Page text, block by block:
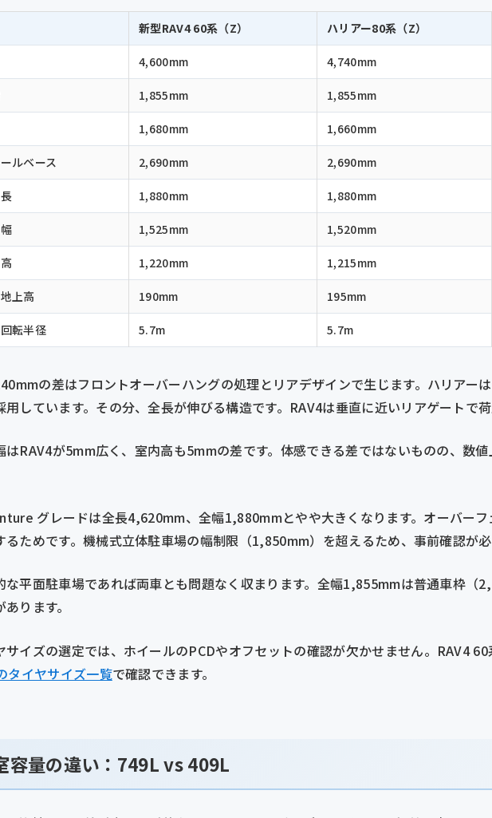
新型RAV4 60系（Z） ハリアー80系（Z）
4,600mm 4,740mm
1,855mm 1,855mm
1,680mm 1,660mm
ルベース 2,690mm 2,690mm
1,880mm 1,880mm
1,525mm 1,520mm
1,220mm 1,215mm
上高 190mm 195mm
転半径 5.7m 5.7m
の差はフロントオーバーハングの処理とリアデザインで生じます。ハリアー
用しています。その分、全長が伸びる構造です。RAV4は垂直に近いリアゲートで
はRAV4が5mm広く、室内高も5mmの差です。体感できる差ではないものの、数
グレードは全長4,620mm、全幅1,880mmとやや大きくなります。オーバー
るためです。機械式立体駐車場の幅制限（1,850mm）を超えるため、事前確認が
な平面駐車場であれば両車とも問題なく収まります。全幅1,855mmは普通車枠（
ります。
サイズの選定では、ホイールのPCDやオフセットの確認が欠かせません。RAV4
タイヤサイズ一覧で確認できます。
容量の違い：749L vs 409L